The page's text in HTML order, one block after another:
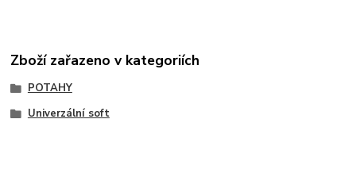
Zboží zařazeno v kategoriích
POTAHY
Univerzální soft